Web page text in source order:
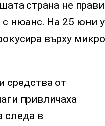
страна не прави
с нюанс. На 25 юни у
върху микро
средства от
привличаха
следа в